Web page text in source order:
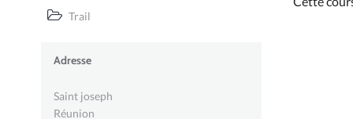
Trail
Adresse
Saint joseph
Réunion